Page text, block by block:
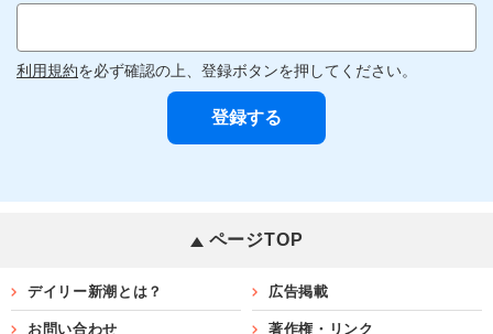
利用規約を必ず確認の上、登録ボタンを押してください。
ページTOP
デイリー新潮とは？ 広告掲載
お問い合わせ 著作権・リンク